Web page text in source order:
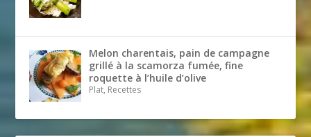
Melon charentais, pain de campagne
grillé à la scamorza fumée, fine
roquette à l’huile d’olive
Plat, Recettes